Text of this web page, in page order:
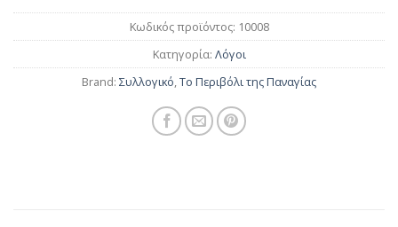
Κωδικός προϊόντος: 10008
Κατηγορία: Λόγοι
Brand: Συλλογικό,Το Περιβόλι της Παναγίας